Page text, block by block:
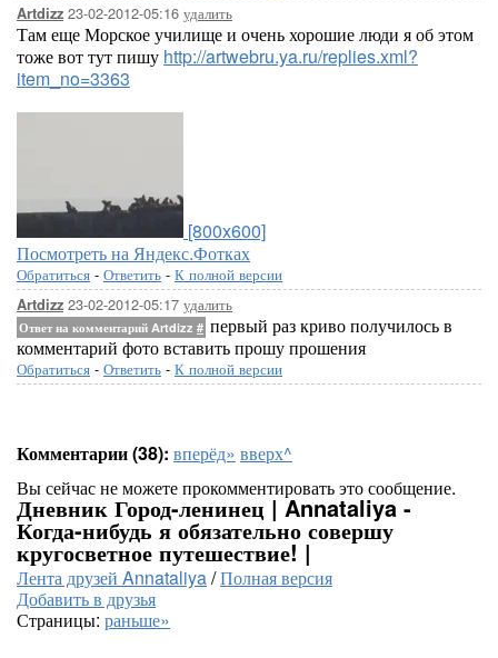
Artdizz 23-02-2012-05:16 удалить
Там еще Морское училище и очень хорошие люди я об этом
тоже вот тут пишу http://artwebru.ya.ru/replies.xml?
item_no=3363
[800x600]
Посмотреть на Яндекс.Фотках
Обратиться - Ответить - К полной версии
Artdizz 23-02-2012-05:17 удалить
Ответ на комментарий Artdizz # первый раз криво получилось в
комментарий фото вставить прошу прошения
Обратиться - Ответить - К полной версии
Комментарии (38): вперёд» вверх^
Вы сейчас не можете прокомментировать это сообщение.
Дневник Город-ленинец | Annataliya -
Когда-нибудь я обязательно совершу
кругосветное путешествие! |
Лента друзей Annataliya/Полная версия
Добавить в друзья
Страницы: раньше»